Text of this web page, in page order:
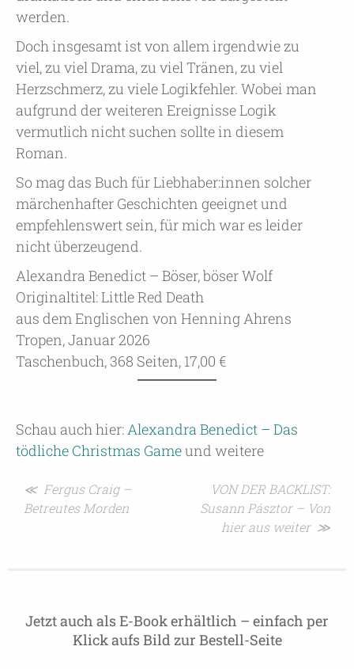
werden.
Doch insgesamt ist von allem irgendwie zu
viel, zu viel Drama, zu viel Tränen, zu viel
Herzschmerz, zu viele Logikfehler. Wobei man
aufgrund der weiteren Ereignisse Logik
vermutlich nicht suchen sollte in diesem
Roman.
So mag das Buch für Liebhaber:innen solcher
märchenhafter Geschichten geeignet und
empfehlenswert sein, für mich war es leider
nicht überzeugend.
Alexandra Benedict – Böser, böser Wolf
Originaltitel: Little Red Death
aus dem Englischen von Henning Ahrens
Tropen, Januar 2026
Taschenbuch, 368 Seiten, 17,00 €
Schau auch hier:Alexandra Benedict – Das
tödliche Christmas Gameund weitere
Beitragsnavigation
≪ Fergus Craig –
Betreutes Morden
VON DER BACKLIST:
Susann Pásztor – Von
hier aus weiter ≫
Jetzt auch als E-Book erhältlich – einfach per
Klick aufs Bild zur Bestell-Seite